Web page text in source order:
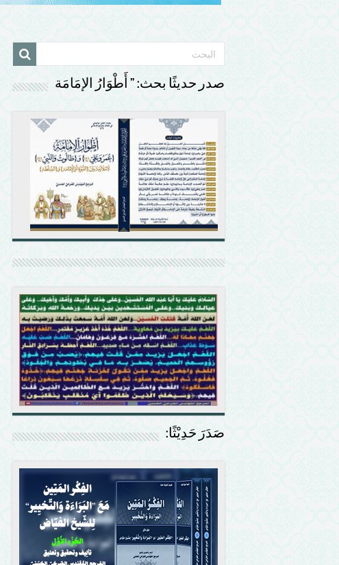
صدر حديثًا بحث: ” أَطْوَارُ الإمَامَة
صَدَرَ حَدِيْثًا: